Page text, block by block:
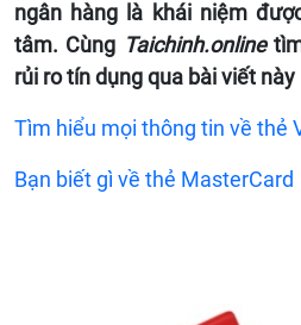
ngân hàng là khái niệm
tâm. Cùng Taichinh.online
rủi ro tín dụng qua bài viết này
Tìm hiểu mọi thông tin về thẻ
Bạn biết gì về thẻ MasterCard